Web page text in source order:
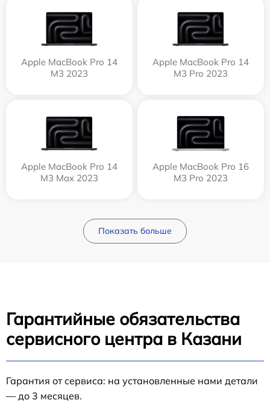
Apple MacBook Pro 14
M3 2023
Apple MacBook Pro 14
M3 Pro 2023
Apple MacBook Pro 14
M3 Max 2023
Apple MacBook Pro 16
M3 Pro 2023
Показать больше
Гарантийные обязательства
сервисного центра в Казани
Гарантия от сервиса: на установленные нами детали
— до 3 месяцев.